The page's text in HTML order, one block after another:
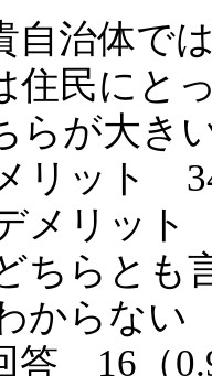
治体では
住民にと
らが大き
リット
メリット
ちらとも
からない
答 16（